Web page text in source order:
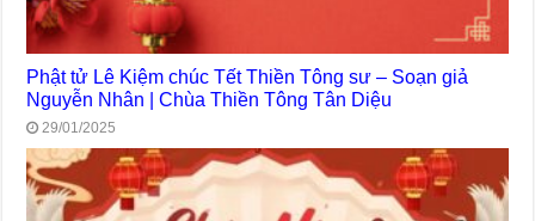
Phật tử Lê Kiệm chúc Tết Thiền Tông sư – Soạn giả
Nguyễn Nhân | Chùa Thiền Tông Tân Diệu
29/01/2025